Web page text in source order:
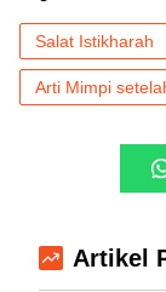
Salat Istikharah
Arti Mimpi
Artikel